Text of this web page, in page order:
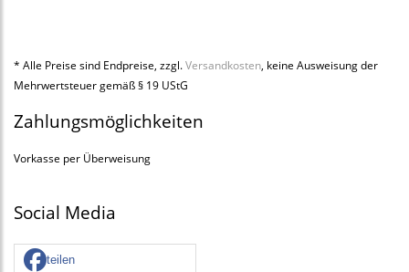
* Alle Preise sind Endpreise, zzgl.Versandkosten, keine Ausweisung der
Mehrwertsteuer gemäß § 19 UStG
Zahlungsmöglichkeiten
Vorkasse per Überweisung
Social Media
teilen